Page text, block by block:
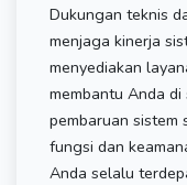
Dukungan teknis
menjaga kinerja
menyediakan
membantu Anda
pembaruan sistem
fungsi dan
Anda selalu